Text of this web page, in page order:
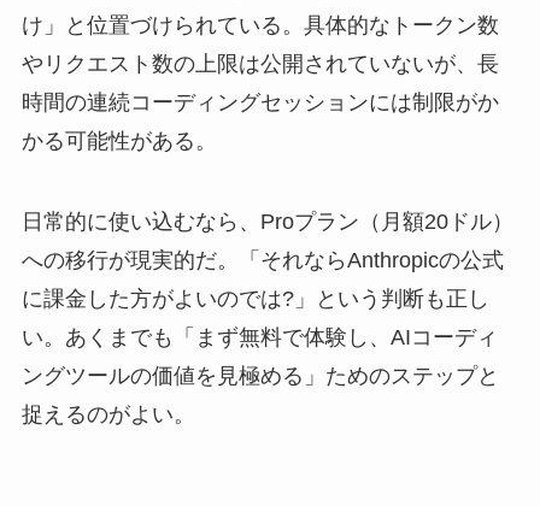
け」と位置づけられている。具体的なトークン数
やリクエスト数の上限は公開されていないが、長
時間の連続コーディングセッションには制限がか
かる可能性がある。
日常的に使い込むなら、Proプラン（月額20ドル）
への移行が現実的だ。「それならAnthropicの公式
に課金した方がよいのでは?」という判断も正し
い。あくまでも「まず無料で体験し、AIコーディ
ングツールの価値を見極める」ためのステップと
捉えるのがよい。